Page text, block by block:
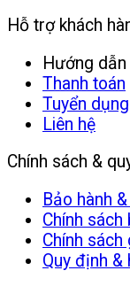
Hỗ trợ khách
Hướng
Thanh toán
Tuyển dụng
Liên hệ
Chính sách &
Bảo hành
Chính sách
Chính sách
Quy định &